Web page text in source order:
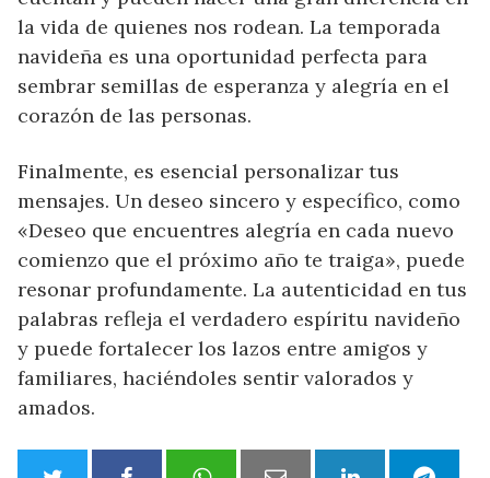
la vida de quienes nos rodean. La temporada
navideña es una oportunidad perfecta para
sembrar semillas de esperanza y alegría en el
corazón de las personas.
Finalmente, es esencial personalizar tus
mensajes. Un deseo sincero y específico, como
«Deseo que encuentres alegría en cada nuevo
comienzo que el próximo año te traiga», puede
resonar profundamente. La autenticidad en tus
palabras refleja el verdadero espíritu navideño
y puede fortalecer los lazos entre amigos y
familiares, haciéndoles sentir valorados y
amados.